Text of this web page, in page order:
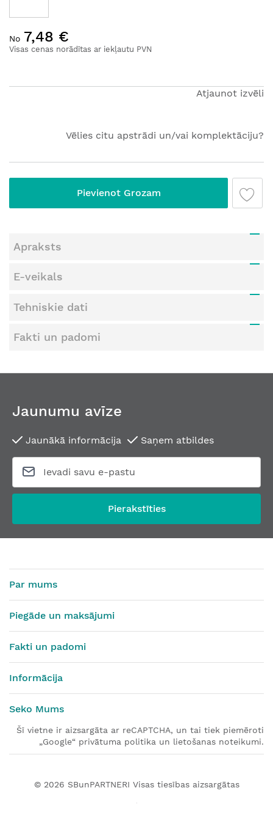
uz
galerijas
Visas cenas norādītas ar iekļautu PVN
No 7,48 €
Atjaunot izvēli
Vēlies citu apstrādi un/vai komplektāciju?
Pievienot Grozam
Apraksts
E-veikals
Tehniskie dati
Fakti un padomi
Jaunumu avīze
Jaunākā informācija Saņem atbildes
Pierakstīties
Par mums
Piegāde un maksājumi
Fakti un padomi
Informācija
Seko Mums
Šī vietne ir aizsargāta ar reCAPTCHA, un tai tiek piemēroti
„Google“ privātuma politika un lietošanas noteikumi.
© 2026 SBunPARTNERI Visas tiesības aizsargātas